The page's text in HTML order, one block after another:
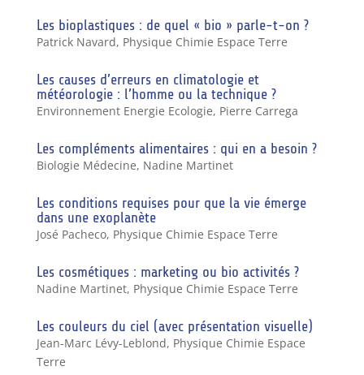
Les bioplastiques : de quel « bio » parle-t-on ?
Patrick Navard, Physique Chimie Espace Terre
Les causes d’erreurs en climatologie et
météorologie : l’homme ou la technique ?
Environnement Energie Ecologie, Pierre Carrega
Les compléments alimentaires : qui en a besoin ?
Biologie Médecine, Nadine Martinet
Les conditions requises pour que la vie émerge
dans une exoplanète
José Pacheco, Physique Chimie Espace Terre
Les cosmétiques : marketing ou bio activités ?
Nadine Martinet, Physique Chimie Espace Terre
Les couleurs du ciel (avec présentation visuelle)
Jean-Marc Lévy-Leblond, Physique Chimie Espace
Terre